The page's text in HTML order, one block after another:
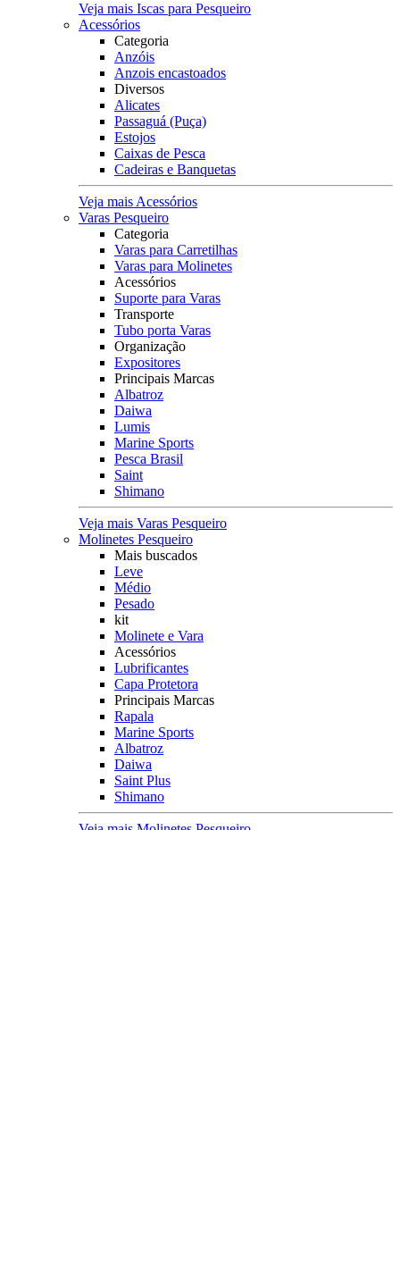
Veja mais Iscas para Pesqueiro
Acessórios
Categoria
Anzóis
Anzois encastoados
Diversos
Alicates
Passaguá (Puça)
Estojos
Caixas de Pesca
Cadeiras e Banquetas
Veja mais Acessórios
Varas Pesqueiro
Categoria
Varas para Carretilhas
Varas para Molinetes
Acessórios
Suporte para Varas
Transporte
Tubo porta Varas
Organização
Expositores
Principais Marcas
Albatroz
Daiwa
Lumis
Marine Sports
Pesca Brasil
Saint
Shimano
Veja mais Varas Pesqueiro
Molinetes Pesqueiro
Mais buscados
Leve
Médio
Pesado
kit
Molinete e Vara
Acessórios
Lubrificantes
Capa Protetora
Principais Marcas
Rapala
Marine Sports
Albatroz
Daiwa
Saint Plus
Shimano
Veja mais Molinetes Pesqueiro